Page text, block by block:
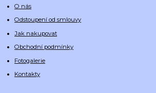
O nás
Odstoupení od smlouvy
Jak nakupovat
Obchodní podmínky
Fotogalerie
Kontakty